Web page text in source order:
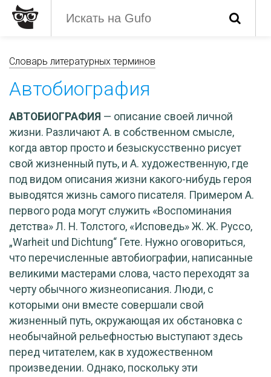
Словарь литературных терминов
Автобиография
АВТОБИОГРАФИЯ — описание своей личной
жизни. Различают А. в собственном смысле,
когда автор просто и безыскусственно рисует
свой жизненный путь, и А. художественную, где
под видом описания жизни какого-нибудь героя
выводятся жизнь самого писателя. Примером А.
первого рода могут служить «Воспоминания
детства» Л. Н. Толстого, «Исповедь» Ж. Ж. Руссо,
„Warheit und Dichtung“ Гете. Нужно оговориться,
что перечисленные автобиографии, написанные
великими мастерами слова, часто переходят за
черту обычного жизнеописания. Люди, с
которыми они вместе совершали свой
жизненный путь, окружающая их обстановка с
необычайной рельефностью выступают здесь
перед читателем, как в художественном
произведении. Однако, поскольку эти